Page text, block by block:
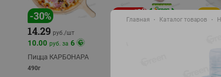
-30%
14.29 руб./шт
10.00 руб. за 6
Пицца КАРБОНАРА
490г
-17 %
Главная Каталог товаров